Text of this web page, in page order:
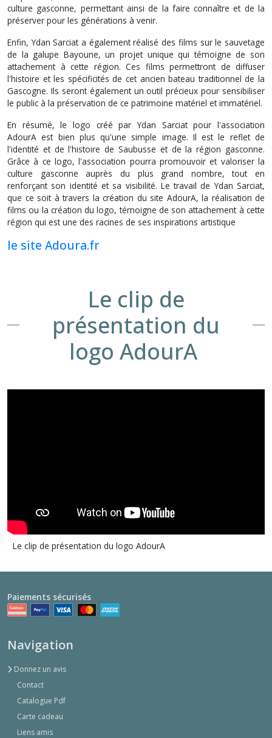
culture gasconne, permettant ainsi de la faire connaître et de la
préserver pour les générations à venir.
Enfin, Ydan Sarciat a également réalisé des films sur le sauvetage
de la galupe Bayoune, un projet unique qui témoigne de son
attachement à cette région. Ces films permettront de diffuser
l'histoire et les spécificités de cet ancien bateau traditionnel de la
Gascogne. Ils seront également un outil précieux pour sensibiliser
le public à la préservation de ce patrimoine matériel et immatériel.
En résumé, le logo créé par Ydan Sarciat pour l'association
AdourA est bien plus qu'une simple image. Il est le reflet de
l'identité et de l'histoire de Saubusse et de la région gasconne.
Grâce à ce logo, l'association pourra promouvoir et valoriser la
culture gasconne auprès du plus grand nombre, tout en
renforçant son identité et sa visibilité. Le travail de Ydan Sarciat,
que ce soit à travers la création du site AdourA, la réalisation de
films ou la création du logo, témoigne de son attachement à cette
région qui est une des racines de ses inspirations artistique
le site Adoura.fr
Le clip de
présentation du
logo AdourA
Le clip de présentation du logo AdourA
Paiements sécurisés
Navigation
Donnez un avis
Contact
Catalogue Pdf
Carte cadeau
Liens amis